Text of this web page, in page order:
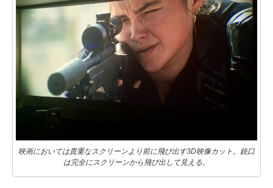
映画においては貴重なスクリーンより前に飛び出す3D映像カット。銃口
は完全にスクリーンから飛び出して見える。